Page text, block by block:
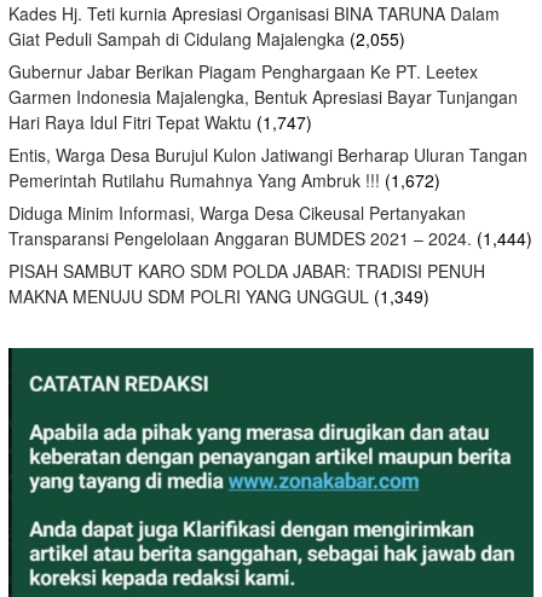
Kades Hj. Teti kurnia Apresiasi Organisasi BINA TARUNA Dalam
Giat Peduli Sampah di Cidulang Majalengka (2,055)
Gubernur Jabar Berikan Piagam Penghargaan Ke PT. Leetex
Garmen Indonesia Majalengka, Bentuk Apresiasi Bayar Tunjangan
Hari Raya Idul Fitri Tepat Waktu (1,747)
Entis, Warga Desa Burujul Kulon Jatiwangi Berharap Uluran Tangan
Pemerintah Rutilahu Rumahnya Yang Ambruk !!! (1,672)
Diduga Minim Informasi, Warga Desa Cikeusal Pertanyakan
Transparansi Pengelolaan Anggaran BUMDES 2021 – 2024. (1,444)
PISAH SAMBUT KARO SDM POLDA JABAR: TRADISI PENUH
MAKNA MENUJU SDM POLRI YANG UNGGUL (1,349)